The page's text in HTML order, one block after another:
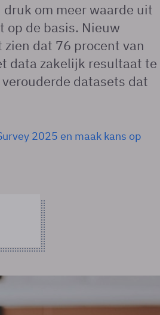
om meer waarde uit
op de basis. Nieuw
zien dat 76 procent van
data zakelijk resultaat te
datasets dat
2025 en maak kans op